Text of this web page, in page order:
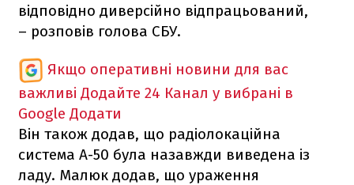
відповідно диверсійно відпрацьований,
– розповів голова СБУ.
Якщо оперативні новини для вас
важливі Додайте 24 Канал у вибрані в
Google Додати
Він також додав, що радіолокаційна
система А-50 була назавжди виведена із
ладу. Малюк додав, що ураження